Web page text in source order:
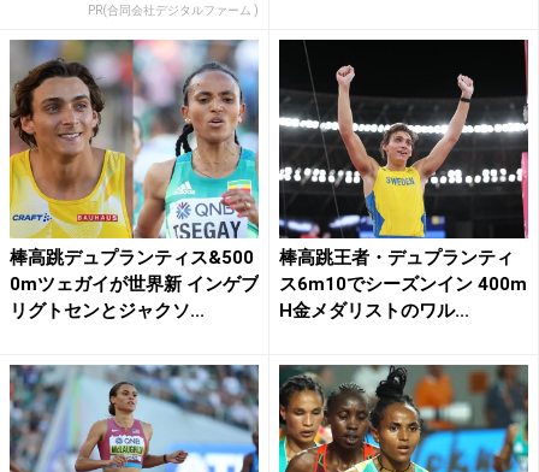
PR(合同会社デジタルファーム )
棒高跳デュプランティス&500
0mツェガイが世界新 インゲブ
リグトセンとジャクソ...
棒高跳王者・デュプランティ
ス6m10でシーズンイン 400m
H金メダリストのワル...